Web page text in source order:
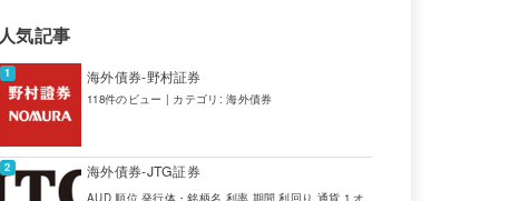
人気記事
海外債券-野村証券
118件のビュー | カテゴリ:海外債券
海外債券-JTG証券